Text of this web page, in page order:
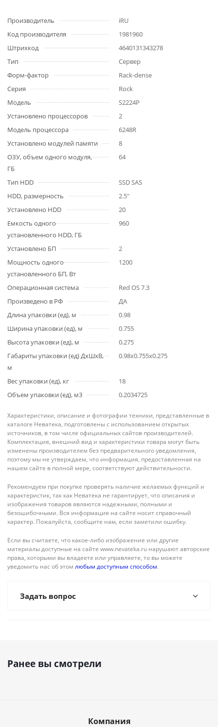
Производитель
iRU
Код производителя
1981960
Штрихкод
4640131343278
Тип
Сервер
Форм-фактор
Rack-dense
Серия
Rock
Модель
S2224P
Установлено процессоров
2
Модель процессора
6248R
Установлено модулей памяти
8
ОЗУ, объем одного модуля,
ГБ
64
Тип HDD
SSD SAS
HDD, размерность
2.5"
Установлено HDD
20
Емкость одного
установленного HDD, ГБ
960
Установлено БП
2
Мощность одного
установленного БП, Вт
1200
Операционная система
Red OS 7.3
Произведено в РФ
ДА
Длина упаковки (ед), м
0.98
Ширина упаковки (ед), м
0.755
Высота упаковки (ед), м
0.275
Габариты упаковки (ед) ДхШхВ,
м
0.98x0.755x0.275
Вес упаковки (ед), кг
18
Объем упаковки (ед), м3
0.2034725
Характеристики, описание и фотографии техники, представленные в
каталоге Неватека, подготовлены с использованием открытых
источников, в том числе официальных сайтов производителей.
Комплектация, внешний вид и характеристики товара могут быть
изменены производителем без предварительного уведомления,
поэтому мы не утверждаем, что информация, предоставленная на
нашем сайте в полной мере, соответствуют действительности.
Рекомендуем при покупке проверять наличие желаемых функций и
характеристик, так как Неватека не гарантирует, что описания и
изображения товаров являются надежными, полными и
безошибочными. Вся информация на сайте носит справочный
характер. Пожалуйста, сообщите нам, если заметили ошибку.
Если вы считаете, что какое-либо изображение или другие
материалы доступные на сайте www.nevateka.ru нарушают авторские
права, которыми вы владеете или управляете, то вы можете
уведомить нас об этом любым доступным способом.
Задать вопрос
Ранее вы смотрели
Компания